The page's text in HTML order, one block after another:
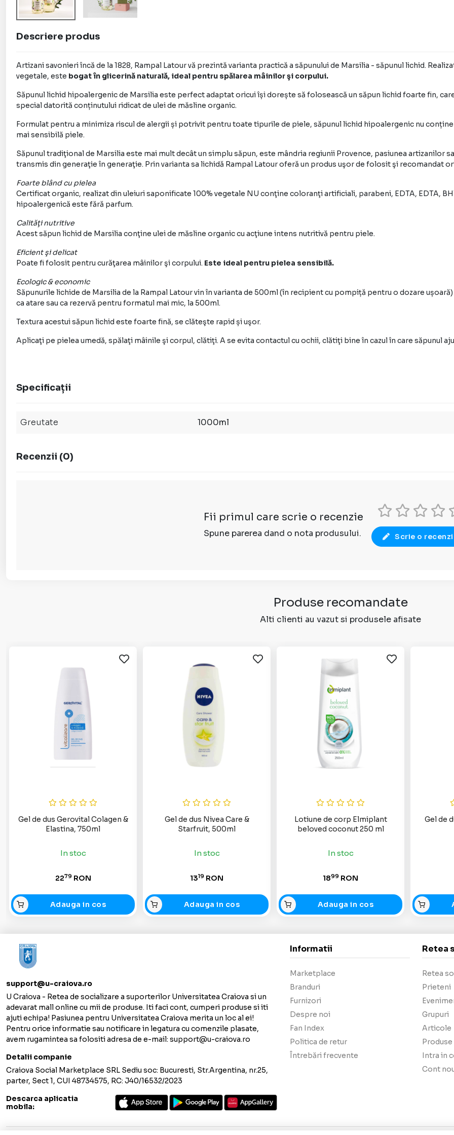
coloranţi artificiali,
Calităţi nutritive
Eficient şi delicat
sensibilă.
Ecologic & economic
recipient cu pompiță
din urmă poate fi
Aplicaţi pe pielea
Descriere produs
Artizani savonieri încă de la 1828, Rampal Latour vă prezintă varianta practică a săpunului de Marsilia - săpunul lichid.
vegetale, este bogat în glicerină naturală, ideal pentru spălarea mâinilor şi corpului.
Săpunul lichid hipoalergenic de Marsilia este perfect adaptat oricui își dorește să folosească un săpun lichid foarte fin,
special datorită conținutului ridicat de ulei de măsline organic.
Formulat pentru a minimiza riscul de alergii și potrivit pentru toate tipurile de piele, săpunul lichid hipoalergenic nu
mai sensibilă piele.
Săpunul tradiţional de Marsilia este mai mult decât un simplu săpun, este mândria regiunii Provence, pasiunea artizanilor
transmis din generaţie în generaţie. Prin varianta sa lichidă Rampal Latour oferă un produs uşor de folosit şi recomandat
Foarte blând cu pielea
Certificat organic, realizat din uleiuri saponificate 100% vegetale NU conţine coloranţi artificiali, parabeni, EDTA, EDTA,
hipoalergenică este fără parfum.
Calităţi nutritive
Acest săpun lichid de Marsilia conţine ulei de măsline organic cu acţiune intens nutritivă pentru piele.
Eficient şi delicat
Poate fi folosit pentru curăţarea mâinilor şi corpului. Este ideal pentru pielea sensibilă.
Ecologic & economic
Săpunurile lichide de Marsilia de la Rampal Latour vin în varianta de 500ml (în recipient cu pompiță pentru o dozare
ca atare sau ca rezervă pentru formatul mai mic, la 500ml.
Textura acestui săpun lichid este foarte fină, se clăteşte rapid și uşor.
Aplicaţi pe pielea umedă, spălaţi mâinile şi corpul, clătiţi. A se evita contactul cu ochii, clătiţi bine în cazul în care săpunul
Specificații
Greutate 1000ml
Recenzii (0)
Fii primul care scrie o recenzie
Spune parerea dand o nota produsului. Scrie o
Produse recomandate
Alti clienti au vazut si produsele afisate
Gel de dus Gerovital Colagen &
Elastina, 750ml
In stoc
2279RON
Adauga in cos
Gel de dus Nivea Care &
Starfruit, 500ml
In stoc
1319 RON
Adauga in cos
Lotiune de corp Elmiplant
beloved coconut 250 ml
In stoc
1899 RON
Adauga in cos
Gel de
support@u-craiova.ro
U Craiova - Retea de socializare a suporterilor Universitatea Craiova si un
adevarat mall online cu mii de produse. Iti faci cont, cumperi produse si iti
ajuti echipa! Pasiunea pentru Universitatea Craiova merita un loc al ei!
Pentru orice informatie sau notificare in legatura cu comenzile plasate,
avem rugamintea sa folositi adresa de e-mail: support@u-craiova.ro
Detalii companie
Craiova Social Marketplace SRL Sediu soc: Bucuresti, Str.Argentina, nr.25,
parter, Sect 1, CUI 48734575, RC: J40/16532/2023
Descarca aplicatia
mobila:
Informatii
Marketplace
Branduri
Furnizori
Despre noi
Fan Index
Politica de retur
Întrebări frecvente
Retea
Retea
Prieteni
Grupuri
Articole
Intra in
Cont